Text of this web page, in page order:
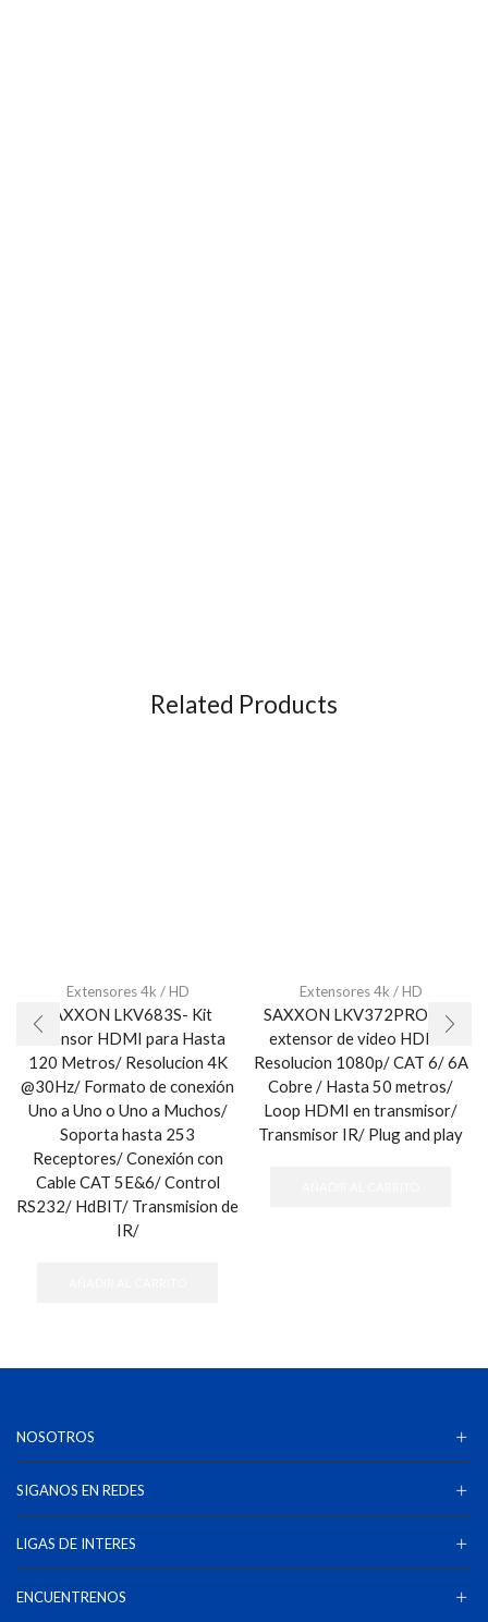
Related Products
Extensores 4k / HD
SAXXON LKV683S- Kit
extensor HDMI para Hasta
120 Metros/ Resolucion 4K
@30Hz/ Formato de conexión
Uno a Uno o Uno a Muchos/
Soporta hasta 253
Receptores/ Conexión con
Cable CAT 5E&6/ Control
RS232/ HdBIT/ Transmision de
IR/
Extensores 4k / HD
SAXXON LKV372PRO- Kit
extensor de video HDMI/
Resolucion 1080p/ CAT 6/ 6A
Cobre / Hasta 50 metros/
Loop HDMI en transmisor/
Transmisor IR/ Plug and play
NOSOTROS
SIGANOS EN REDES
LIGAS DE INTERES
ENCUENTRENOS